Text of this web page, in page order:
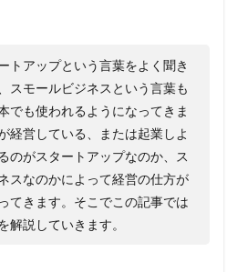
トアップという言葉をよく聞き
スモールビジネスという言葉も
でも使われるようになってきま
経営している、または起業しよ
のがスタートアップなのか、ス
スなのかによって経営の仕方が
てきます。そこでこの記事では
解説していきます。